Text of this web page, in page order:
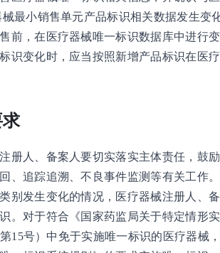
最小销售单元产品标识相关数据发生变
前，在医疗器械唯一标识数据库中进行
识变化时，应当按照新增产品标识在医
注册人、备案人要切实落实主体责任，鼓
、追踪追溯、不良事件监测等有关工作
别发生变化的情况，医疗器械注册人、
。对于符合《国家药监局关于特定情形
15号）中免于实施唯一标识的医疗器械